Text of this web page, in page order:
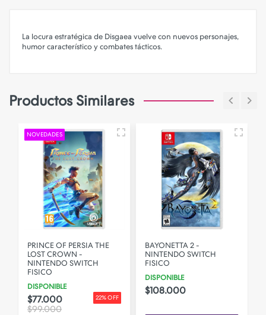
La locura estratégica de Disgaea vuelve con nuevos personajes,
humor característico y combates tácticos.
Productos Similares
NOVEDADES
PRINCE OF PERSIA THE
LOST CROWN -
NINTENDO SWITCH
FISICO
DISPONIBLE
22% OFF
$77.000
$99.000
BAYONETTA 2 -
NINTENDO SWITCH
FISICO
DISPONIBLE
$108.000